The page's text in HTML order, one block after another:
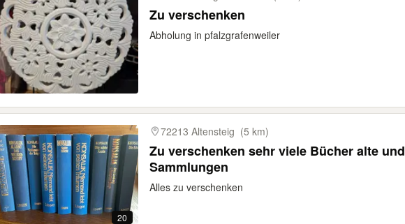
Zu verschenken
Abholung in pfalzgrafenweiler
20
72213 Altensteig (5 km)
Zu verschenken sehr viele Bücher alte und
Sammlungen
Alles zu verschenken